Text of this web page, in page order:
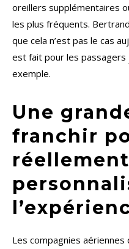
oreillers supplémentaires
les plus fréquents.
que cela n’est pas le cas
est fait pour les passagers
exemple.
Une
franchir
réellement
Les compagnies